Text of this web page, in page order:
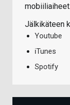
mobiiliaiheet.
Jälkikäteen
Youtube
iTunes
Spotify